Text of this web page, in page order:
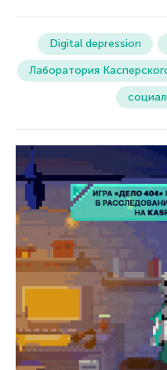
Digital depression
Лаборатория